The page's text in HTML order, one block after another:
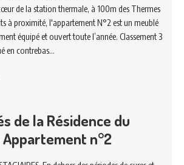
de la station thermale, à 100m des Thermes
à proximité, l'appartement N°2 est un meublé
équipé et ouvert toute l’année. Classement 3
en contrebas…
de la Résidence du
Appartement n°2